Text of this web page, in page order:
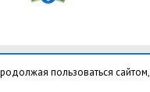
пользоваться